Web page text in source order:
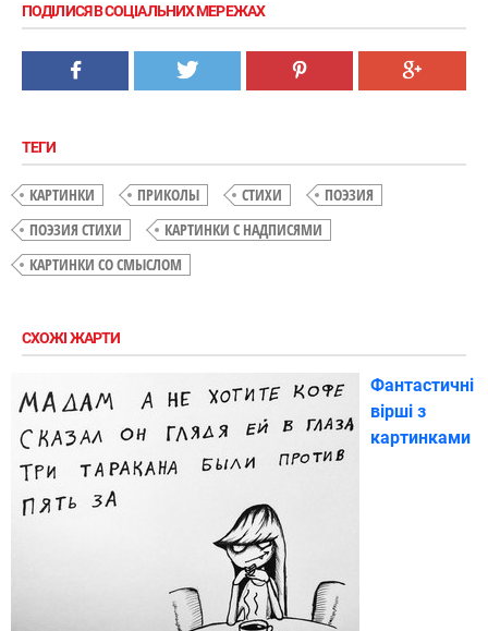
ПОДІЛИСЯ В СОЦІАЛЬНИХ МЕРЕЖАХ
ТЕГИ
КАРТИНКИ ПРИКОЛЫ СТИХИ
ПОЭЗИЯ
ПОЭЗИЯ СТИХИ
КАРТИНКИ С НАДПИСЯМИ
КАРТИНКИ СО СМЫСЛОМ
СХОЖІ ЖАРТИ
Фантастичні
вірші з
картинками